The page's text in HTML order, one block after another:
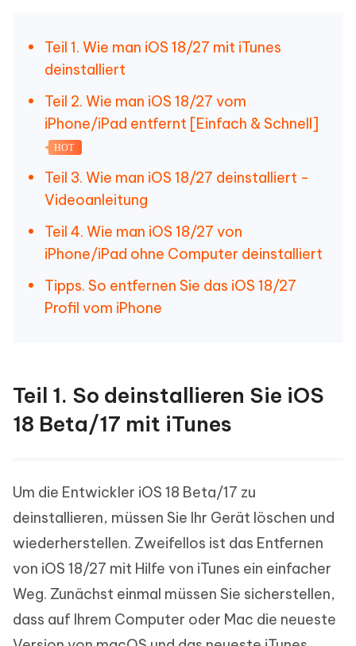
Teil 1. Wie man iOS 18/27 mit iTunes
deinstalliert
Teil 2. Wie man iOS 18/27 vom
iPhone/iPad entfernt [Einfach & Schnell]
HOT
Teil 3. Wie man iOS 18/27 deinstalliert -
Videoanleitung
Teil 4. Wie man iOS 18/27 von
iPhone/iPad ohne Computer deinstalliert
Tipps. So entfernen Sie das iOS 18/27
Profil vom iPhone
Teil 1. So deinstallieren Sie iOS
18 Beta/17 mit iTunes
Um die Entwickler iOS 18 Beta/17 zu
deinstallieren, müssen Sie Ihr Gerät löschen und
wiederherstellen. Zweifellos ist das Entfernen
von iOS 18/27 mit Hilfe von iTunes ein einfacher
Weg. Zunächst einmal müssen Sie sicherstellen,
dass auf Ihrem Computer oder Mac die neueste